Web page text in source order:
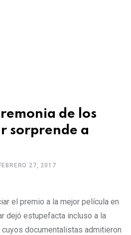
de los
sorprende a
FEBRERO 27, 2017
el premio a la mejor película en
dejó estupefacta incluso a la
documentalistas admitieron